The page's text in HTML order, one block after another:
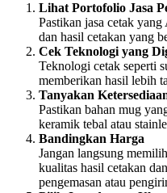
Lihat Portofolio Jasa
Pastikan jasa cetak
dan hasil cetakan yang
Cek Teknologi yang
Teknologi cetak seperti
memberikan hasil lebih
Tanyakan
Pastikan bahan mug
keramik tebal atau
Bandingkan Harga
Jangan langsung
kualitas hasil cetakan
pengemasan atau